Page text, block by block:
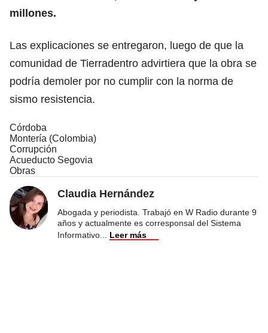
millones.
Las explicaciones se entregaron, luego de que la
comunidad de Tierradentro advirtiera que la obra se
podría demoler por no cumplir con la norma de
sismo resistencia.
Córdoba
Montería (Colombia)
Corrupción
Acueducto Segovia
Obras
Claudia Hernández
Abogada y periodista. Trabajó en W Radio durante 9
años y actualmente es corresponsal del Sistema
Informativo
Leer más